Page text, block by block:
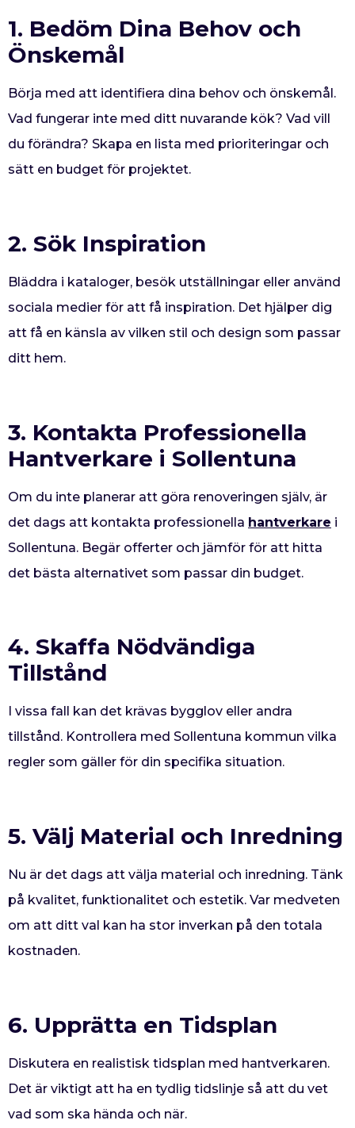
1. Bedöm Dina Behov och
Önskemål
Börja med att identifiera dina behov och önskemål.
Vad fungerar inte med ditt nuvarande kök? Vad vill
du förändra? Skapa en lista med prioriteringar och
sätt en budget för projektet.
2. Sök Inspiration
Bläddra i kataloger, besök utställningar eller använd
sociala medier för att få inspiration. Det hjälper dig
att få en känsla av vilken stil och design som passar
ditt hem.
3. Kontakta Professionella
Hantverkare i Sollentuna
Om du inte planerar att göra renoveringen själv, är
det dags att kontakta professionella hantverkare i
Sollentuna. Begär offerter och jämför för att hitta
det bästa alternativet som passar din budget.
4. Skaffa Nödvändiga
Tillstånd
I vissa fall kan det krävas bygglov eller andra
tillstånd. Kontrollera med Sollentuna kommun vilka
regler som gäller för din specifika situation.
5. Välj Material och Inredning
Nu är det dags att välja material och inredning. Tänk
på kvalitet, funktionalitet och estetik. Var medveten
om att ditt val kan ha stor inverkan på den totala
kostnaden.
6. Upprätta en Tidsplan
Diskutera en realistisk tidsplan med hantverkaren.
Det är viktigt att ha en tydlig tidslinje så att du vet
vad som ska hända och när.